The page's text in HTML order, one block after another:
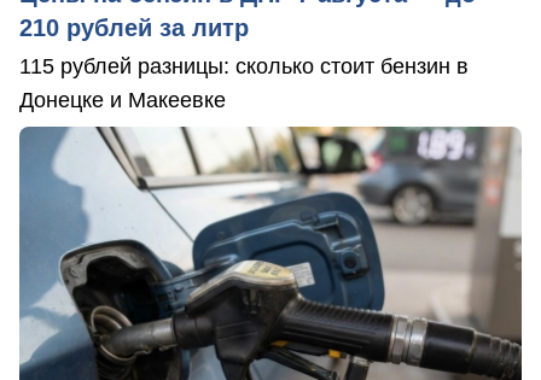
210 рублей за литр
115 рублей разницы: сколько стоит бензин в
Донецке и Макеевке